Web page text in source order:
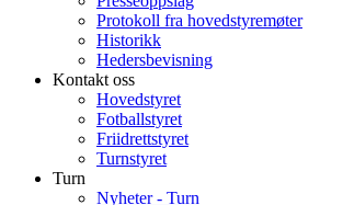
Protokoll fra hovedstyremøter
Historikk
Hedersbevisning
Kontakt oss
Hovedstyret
Fotballstyret
Friidrettstyret
Turnstyret
Turn
Nyheter - Turn